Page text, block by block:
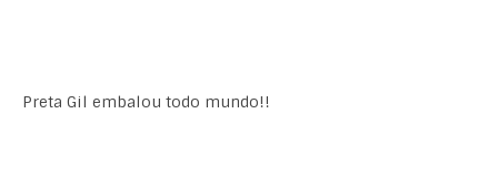
Preta Gil embalou todo mundo!!